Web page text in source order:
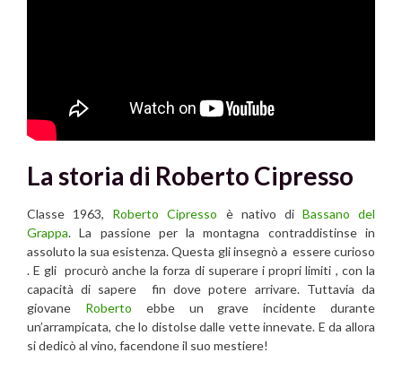
La storia di Roberto Cipresso
Classe 1963, Roberto Cipresso è nativo di Bassano del
Grappa. La passione per la montagna contraddistinse in
assoluto la sua esistenza. Questa gli insegnò a essere curioso
. E gli procurò anche la forza di superare i propri limiti , con la
capacità di sapere fin dove potere arrivare. Tuttavia da
giovane Roberto ebbe un grave incidente durante
un’arrampicata, che lo distolse dalle vette innevate. E da allora
si dedicò al vino, facendone il suo mestiere!